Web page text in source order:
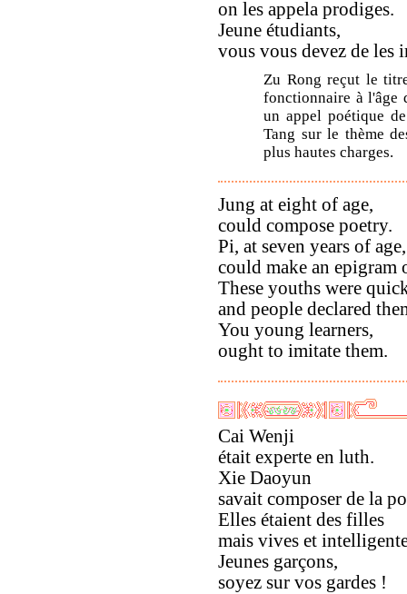
on les appela prodiges.
Jeune étudiants,
vous vous devez de les
Zu Rong reçut le
fonctionnaire à l'âge
un appel poétique
Tang sur le thème
plus hautes charges.
Jung at eight of age,
could compose poetry.
Pi, at seven years of age,
could make an epigram
These youths were
and people declared
You young learners,
ought to imitate them.
Cai Wenji
était experte en luth.
Xie Daoyun
savait composer de la
Elles étaient des filles
mais vives et
Jeunes garçons,
soyez sur vos gardes !